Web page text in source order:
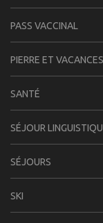
PASS VACCINAL
PIERRE ET VACANCES
SANTÉ
SÉJOUR
SÉJOURS
SKI